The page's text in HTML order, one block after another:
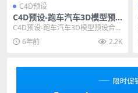
C4D预设
C4D预设-跑车汽车3D模型预
设合集 Car 3D Models Colle
ction
C4D预设-跑车汽车3D模型预设合集
Car 3D Models Collect...
6年前 2.2K